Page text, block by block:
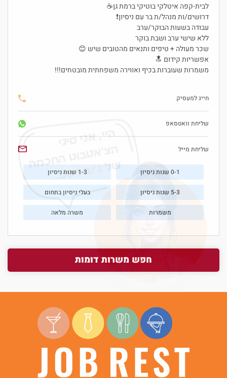
לבית-קפה איטלקי בוטיקי ברמת גן☕
דרושים/ות מנהל/ת בר עם ניסיון❗
עבודה בשעות הבוקר/ערב
ללא שישי ערב ושבת בוקר
שכר מעולה + טיפים ותנאים מהטובים שיש 😊
אפשריות קידום 🔝
משמרות שעוברות בכיף ואווירה משפחתית מובטחים!!!
חייג למעסיק
שליחת וואטסאפ
שליחת מייל
0-1 שנות ניסיון 1-3 שנות ניסיון
5-3 שנות ניסיון בעלי ניסיון בתחום
משמרות משרה מלאה
חפש משרות דומות
היי, אני סיגי
של ג'וב רסט.